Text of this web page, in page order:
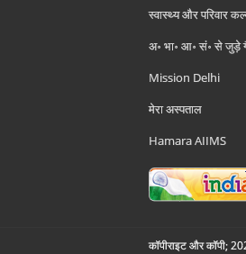
स्वास्थ्य और परिवार
अ॰ भा॰ आ॰ सं॰ से जुड़े
Mission Delhi
मेरा अस्पताल
Hamara AIIMS
कॉपीराइट और कॉपी;